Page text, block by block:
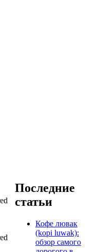
Последние
статьи
Кофе лювак
(kopi luwak):
обзор самого